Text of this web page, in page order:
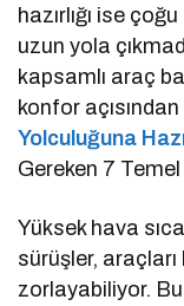
hazırlığı ise
uzun yola
kapsamlı araç
konfor
Yolculuğuna
Gereken 7
Yüksek hava
sürüşler,
zorlayabiliyor. Bu